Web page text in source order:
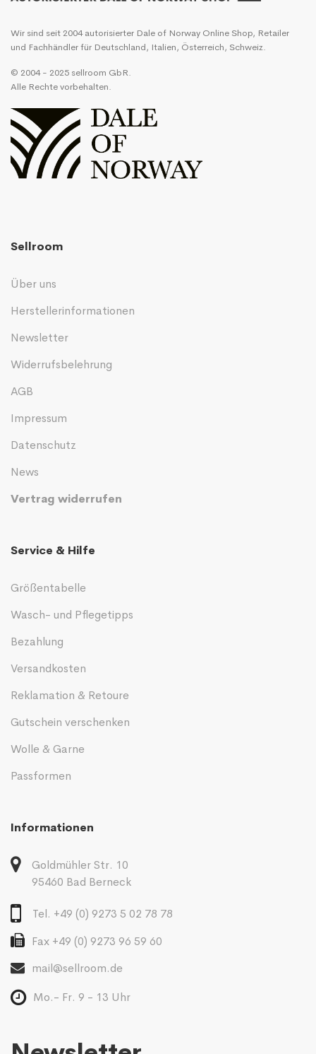
Wir sind seit 2004 autorisierter Dale of Norway Online Shop, Retailer
und Fachhändler für Deutschland, Italien, Österreich, Schweiz.
© 2004 - 2025 sellroom GbR.
Alle Rechte vorbehalten.
Sellroom
Über uns
Herstellerinformationen
Newsletter
Widerrufsbelehrung
AGB
Impressum
Datenschutz
News
Vertrag widerrufen
Service & Hilfe
Größentabelle
Wasch- und Pflegetipps
Bezahlung
Versandkosten
Reklamation & Retoure
Gutschein verschenken
Wolle & Garne
Passformen
Informationen
Goldmühler Str. 10
95460 Bad Berneck
Tel. +49 (0) 9273 5 02 78 78
Fax +49 (0) 9273 96 59 60
mail@sellroom.de
Mo.- Fr. 9 - 13 Uhr